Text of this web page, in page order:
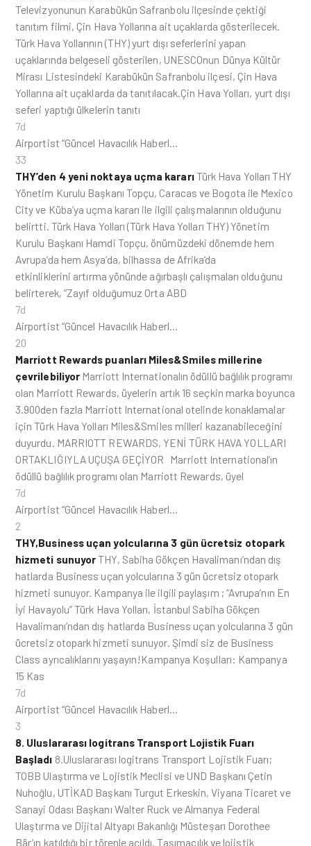
Televizyonunun Karabükün Safranbolu ilçesinde çektiği
tanıtım filmi, Çin Hava Yollarına ait uçaklarda gösterilecek.
Türk Hava Yollarının (THY) yurt dışı seferlerini yapan
uçaklarında belgeseli gösterilen, UNESCOnun Dünya Kültür
Mirası Listesindeki Karabükün Safranbolu ilçesi, Çin Hava
Yollarına ait uçaklarda da tanıtılacak.Çin Hava Yolları, yurt dışı
seferi yaptığı ülkelerin tanıtı
7d
Airportist “Güncel Havacılık Haberl…
33
THY’den 4 yeni noktaya uçma kararıTürk Hava Yolları THY
Yönetim Kurulu Başkanı Topçu, Caracas ve Bogota ile Mexico
City ve Küba’ya uçma kararı ile ilgili çalışmalarının olduğunu
belirtti. Türk Hava Yolları (Türk Hava Yolları THY) Yönetim
Kurulu Başkanı Hamdi Topçu, önümüzdeki dönemde hem
Avrupa’da hem Asya’da, bilhassa de Afrika’da
etkinliklerini artırma yönünde ağırbaşlı çalışmaları olduğunu
belirterek, “Zayıf olduğumuz Orta ABD
7d
Airportist “Güncel Havacılık Haberl…
20
Marriott Rewards puanları Miles&Smiles millerine
çevrilebiliyor Marriott Internationalın ödüllü bağlılık programı
olan Marriott Rewards, üyelerin artık 16 seçkin marka boyunca
3.900den fazla Marriott International otelinde konaklamalar
için Türk Hava Yolları Miles&Smiles milleri kazanabileceğini
duyurdu. MARRIOTT REWARDS, YENİ TÜRK HAVA YOLLARI
ORTAKLIĞIYLA UÇUŞA GEÇİYOR Marriott International’ın
ödüllü bağlılık programı olan Marriott Rewards, üyel
7d
Airportist “Güncel Havacılık Haberl…
2
THY,Business uçan yolcularına 3 gün ücretsiz otopark
hizmeti sunuyorTHY, Sabiha Gökçen Havalimanı’ndan dış
hatlarda Business uçan yolcularına 3 gün ücretsiz otopark
hizmeti sunuyor. Kampanya ile ilgili paylaşım ; “Avrupa’nın En
İyi Havayolu” Türk Hava Yolları, İstanbul Sabiha Gökçen
Havalimanı’ndan dış hatlarda Business uçan yolcularına 3 gün
ücretsiz otopark hizmeti sunuyor. Şimdi siz de Business
Class ayrıcalıklarını yaşayın!Kampanya Koşulları: Kampanya
15 Kas
7d
Airportist “Güncel Havacılık Haberl…
3
8. Uluslararası logitrans Transport Lojistik Fuarı
Başladı 8.Uluslararası logitrans Transport Lojistik Fuarı;
TOBB Ulaştırma ve Lojistik Meclisi ve UND Başkanı Çetin
Nuhoğlu, UTİKAD Başkanı Turgut Erkeskin, Viyana Ticaret ve
Sanayi Odası Başkanı Walter Ruck ve Almanya Federal
Ulaştırma ve Dijital Altyapı Bakanlığı Müsteşarı Dorothee
Bär’ın katıldığı bir törenle açıldı. Taşımacılık ve lojistik